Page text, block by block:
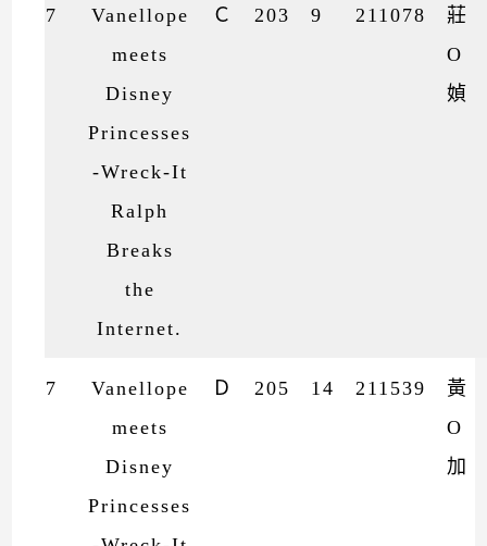
7
Vanellope
meets
Disney
Princesses
-Wreck-It
Ralph
Breaks
the
Internet.
Ｃ 203 9 211078
莊
O
媜
7
Vanellope
meets
Disney
Princesses
Ｄ 205 14 211539
黃
O
加